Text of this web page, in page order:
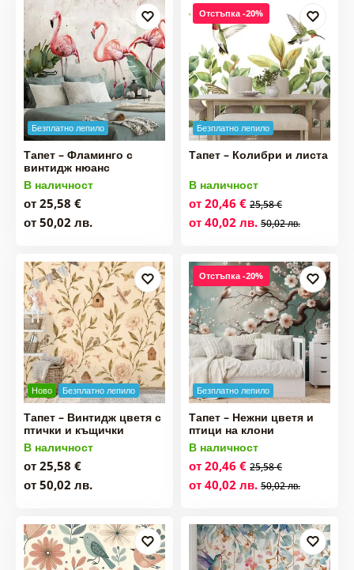
Безплатно лепило
Тапет – Фламинго с
винтидж нюанс
В наличност
от 25,58 €
от 50,02 лв.
Безплатно лепило
Отстъпка -20%
Тапет – Колибри и листа
В наличност
от 20,46 € 25,58 €
от 40,02 лв. 50,02 лв.
Ново Безплатно лепило
Тапет – Винтидж цветя с
птички и къщички
В наличност
от 25,58 €
от 50,02 лв.
Безплатно лепило
Отстъпка -20%
Тапет – Нежни цветя и
птици на клони
В наличност
от 20,46 € 25,58 €
от 40,02 лв. 50,02 лв.